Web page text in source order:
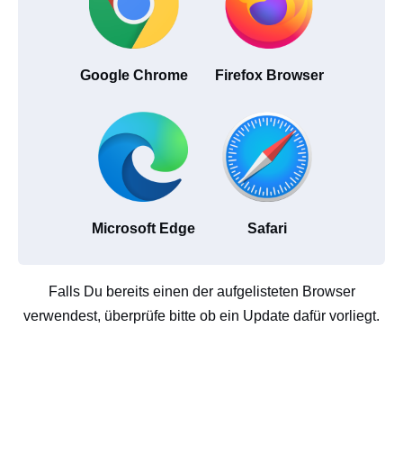
Google Chrome Firefox Browser
Microsoft Edge Safari
Falls Du bereits einen der aufgelisteten Browser
verwendest, überprüfe bitte ob ein Update dafür vorliegt.